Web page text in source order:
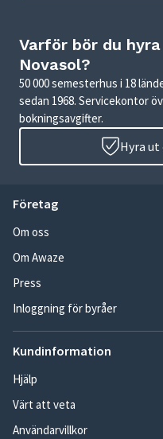
Varför bör du
Novasol?
50 000 semesterhus i 18
sedan 1968. Servicekontor
bokningsavgifter.
Hyra
Företag
Om oss
Om Awaze
Press
Inloggning för byråer
Kundinformation
Hjälp
Värt att veta
Användarvillkor